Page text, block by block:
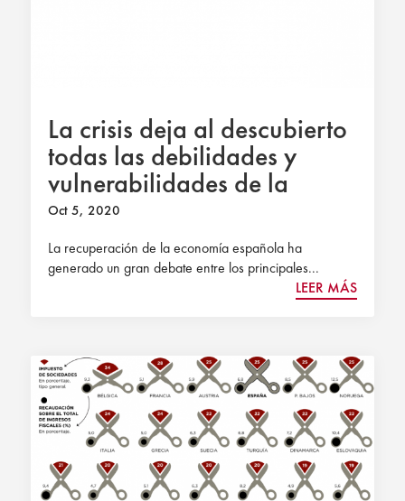
La crisis deja al descubierto
todas las debilidades y
vulnerabilidades de la
economía española
Oct 5, 2020
La recuperación de la economía española ha
generado un gran debate entre los principales...
LEER MÁS